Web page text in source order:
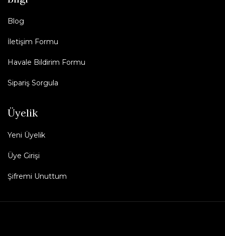
Blog
İletişim Formu
Havale Bildirim Formu
Sipariş Sorgula
Üyelik
Yeni Üyelik
Üye Girişi
Şifremi Unuttum